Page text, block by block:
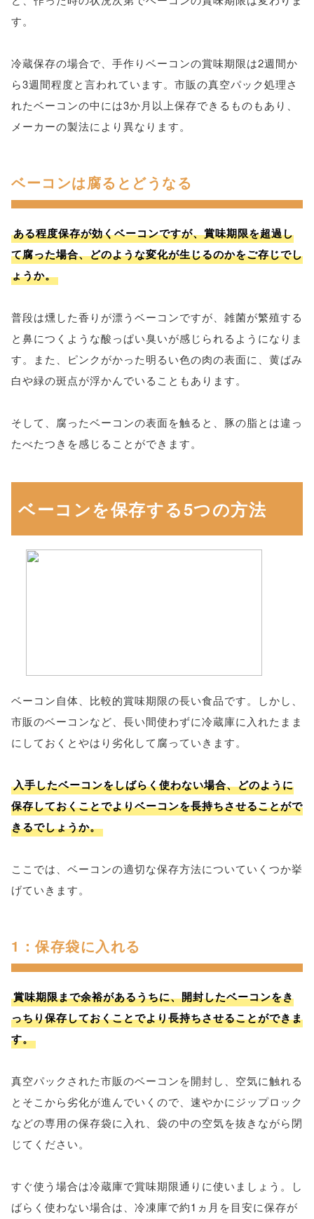
す。
冷蔵保存の場合で、手作りベーコンの賞味期限は2週間か
ら3週間程度と言われています。市販の真空パック処理さ
れたベーコンの中には3か月以上保存できるものもあり、
メーカーの製法により異なります。
ベーコンは腐るとどうなる
ある程度保存が効くベーコンですが、賞味期限を超過し
て腐った場合、どのような変化が生じるのかをご存じでし
ょうか。
普段は燻した香りが漂うベーコンですが、雑菌が繁殖する
と鼻につくような酸っぱい臭いが感じられるようになりま
す。また、ピンクがかった明るい色の肉の表面に、黄ばみ
白や緑の斑点が浮かんでいることもあります。
そして、腐ったベーコンの表面を触ると、豚の脂とは違っ
たべたつきを感じることができます。
ベーコンを保存する5つの方法
ベーコン自体、比較的賞味期限の長い食品です。しかし、
市販のベーコンなど、長い間使わずに冷蔵庫に入れたまま
にしておくとやはり劣化して腐っていきます。
入手したベーコンをしばらく使わない場合、どのように
保存しておくことでよりベーコンを長持ちさせることがで
きるでしょうか。
ここでは、ベーコンの適切な保存方法についていくつか挙
げていきます。
1：保存袋に入れる
賞味期限まで余裕があるうちに、開封したベーコンをき
っちり保存しておくことでより長持ちさせることができま
す。
真空パックされた市販のベーコンを開封し、空気に触れる
とそこから劣化が進んでいくので、速やかにジップロック
などの専用の保存袋に入れ、袋の中の空気を抜きながら閉
じてください。
すぐ使う場合は冷蔵庫で賞味期限通りに使いましょう。し
ばらく使わない場合は、冷凍庫で約1ヵ月を目安に保存が